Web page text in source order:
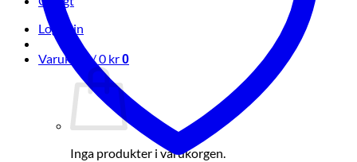
Logga in
Varukorg /0 kr0
Inga produkter i varukorgen.